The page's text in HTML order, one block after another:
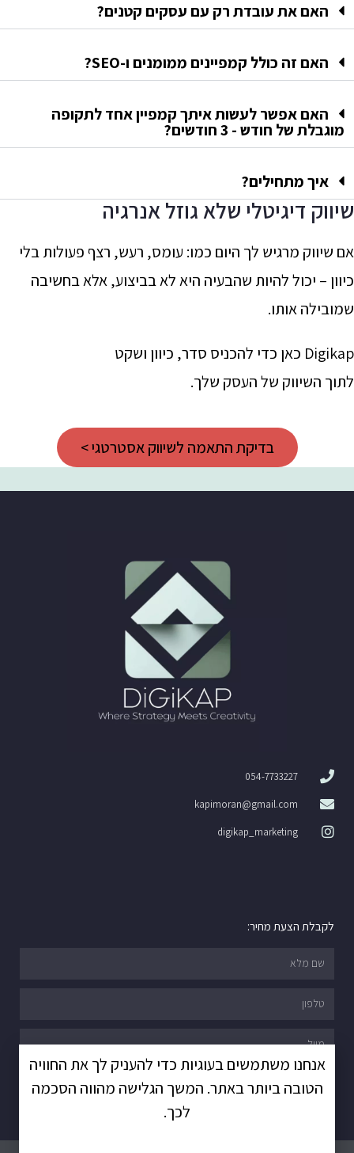
האם את עובדת רק עם עסקים קטנים?
האם זה כולל קמפיינים ממומנים ו-SEO?
האם אפשר לעשות איתך קמפיין אחד לתקופה
מוגבלת של חודש - 3 חודשים?
איך מתחילים?
שיווק דיגיטלי שלא גוזל אנרגיה
אם שיווק מרגיש לך היום כמו: עומס, רעש, רצף פעולות בלי
כיוון – יכול להיות שהבעיה היא לא בביצוע, אלא בחשיבה
שמובילה אותו.
Digikap כאן כדי להכניס סדר, כיוון ושקט
לתוך השיווק של העסק שלך.
בדיקת התאמה לשיווק אסטרטגי >
054-7733227
kapimoran@gmail.com
digikap_marketing
לקבלת הצעת מחיר:
שליחה
אנחנו משתמשים בעוגיות כדי להעניק לך את החוויה
הטובה ביותר באתר. המשך הגלישה מהווה הסכמה
לכך.